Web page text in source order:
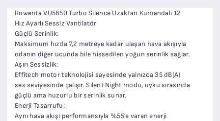
Rowenta VU5650 Turbo Silence Uzaktan Kumandalı 12
Hız Ayarlı Sessiz Vantilatör
Güçlü Serinlik:
Maksimum hızda 7,2 metreye kadar ulaşan hava akışıyla
odanın diğer ucunda bile hissedilen yoğun serinlik sağlar.
Aşırı Sessizlik:
Effitech motor teknolojisi sayesinde yalnızca 35 dB(A)
ses seviyesinde çalışır. Silent Night modu, uyku sırasında
güçlü ama huzurlu bir serinlik sunar.
Enerji Tasarrufu:
Aynı hava akışı performansıyla %55’e varan enerji